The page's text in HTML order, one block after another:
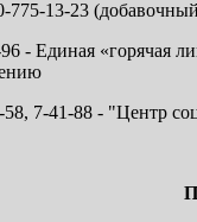
775-13-23
- Единая «горячая
58, 7-41-88 - "Центр